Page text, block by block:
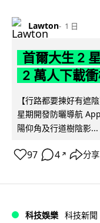
Lawton 1 日
首爾大生 2
2 萬人下載
【行路都要揀好有遮
星期開發防曬導航
陽仰角及行道樹陰影...
97 4 ↗ 分享
科技娛樂 科技新聞